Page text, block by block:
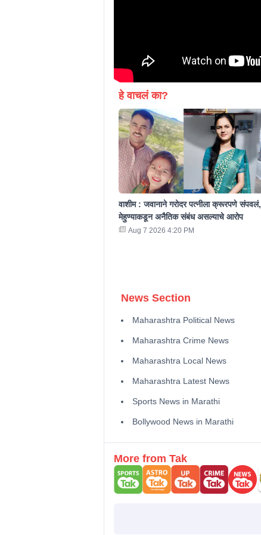
हे वाचलं का?
वाशीम : जवानाने गरोदर पत्नीला क्रूरपणे संपवलं,
मेहुण्याकडून अनैतिक संबंध असल्याचे आरोप
Aug 7 2026 4:20 PM
News Section
Maharashtra Political News
Maharashtra Crime News
Maharashtra Local News
Maharashtra Latest News
Sports News in Marathi
Bollywood News in Marathi
More from Tak